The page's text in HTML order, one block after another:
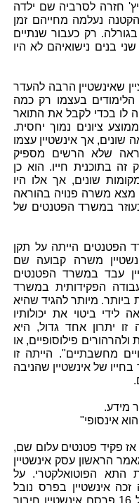
חזרה לסרביה שם ילדה
נעלמה מחייהם זמן
רק כעבור שנתיים
בנים נישואיהם לא היו
שאינשטיין הרבה להעדר
בעצמו רק כמה
לו בכדי לקבל את התואר
ציונים נמוך יחסית.
אך אינשטיין עצמו
שלא הרשים מספיק
זה בתוכנית חייו. הוא כן
שונים, אך אלו היו
משרה פנויה בהוראה
במשרד הפטנטים של
הפטנטים הייתה על תקן
משרה קבועה שם
עבד במשרד הפטנטים
עד לשנת 1909. העבודה הפקידותית במשרד
מיותר להגיד שהיא
ביטוי את יכולותיו
זו יתרון אחד גדול, היא
פילוסופיים, או
מחשבתיים". הייתה זו
של אינשטיין שהניבה
מידע.
אינסופי"
אז פקיד פטנטים עלום שם,
הראשון עסק אינשטיין
התא הפוטואלקטרי. על
אינשטיין בפרס נובל
לפיזיקה בשנת 1921. כבר עוד בגיל 16 פרסם אינשטיין חיבור